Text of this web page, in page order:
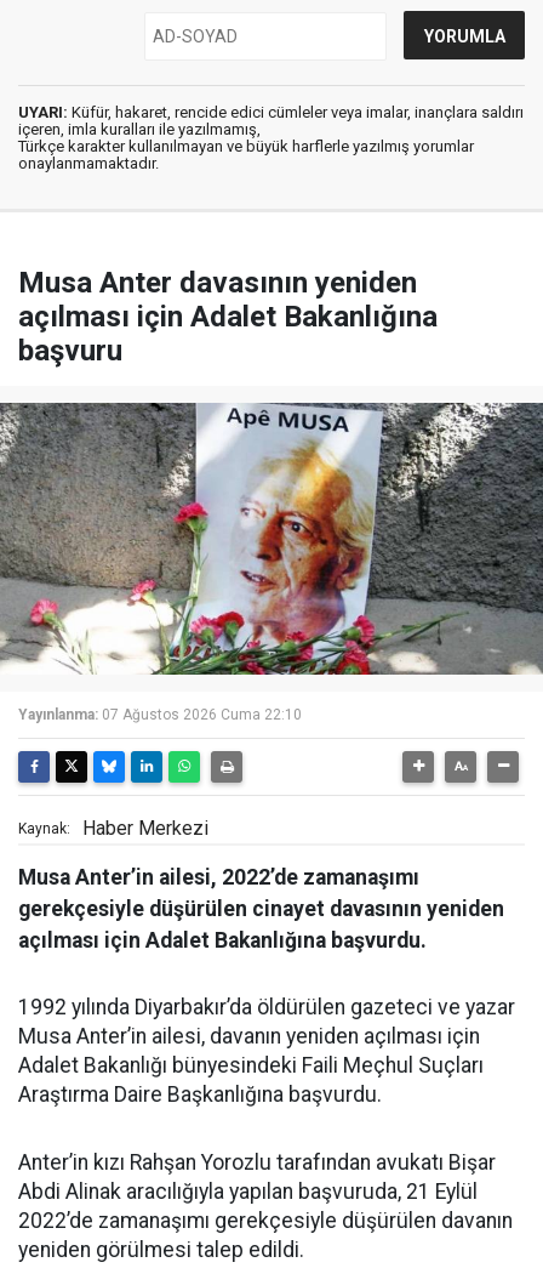
UYARI: Küfür, hakaret, rencide edici cümleler veya imalar, inançlara saldırı
içeren, imla kuralları ile yazılmamış,
Türkçe karakter kullanılmayan ve büyük harflerle yazılmış yorumlar
onaylanmamaktadır.
Musa Anter davasının yeniden
açılması için Adalet Bakanlığına
başvuru
Yayınlanma: 07 Ağustos 2026 Cuma 22:10
Kaynak: Haber Merkezi
Musa Anter’in ailesi, 2022’de zamanaşımı
gerekçesiyle düşürülen cinayet davasının yeniden
açılması için Adalet Bakanlığına başvurdu.
1992 yılında Diyarbakır’da öldürülen gazeteci ve yazar
Musa Anter’in ailesi, davanın yeniden açılması için
Adalet Bakanlığı bünyesindeki Faili Meçhul Suçları
Araştırma Daire Başkanlığına başvurdu.
Anter’in kızı Rahşan Yorozlu tarafından avukatı Bişar
Abdi Alinak aracılığıyla yapılan başvuruda, 21 Eylül
2022’de zamanaşımı gerekçesiyle düşürülen davanın
yeniden görülmesi talep edildi.